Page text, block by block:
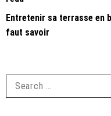
Entretenir sa terrasse en
faut savoir
Search